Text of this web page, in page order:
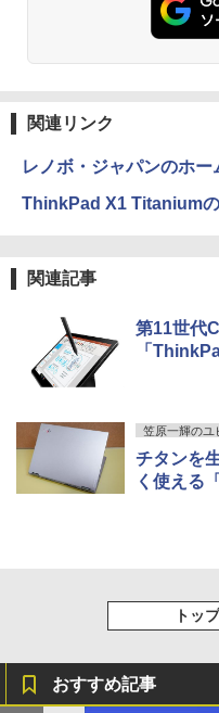
￥
関連リンク
レノボ・ジャパンのホー
ThinkPad X1 Titanium
関連記事
第11世代
「
笠原一輝のユ
チタンを
く使える
トッ
おすすめ記事